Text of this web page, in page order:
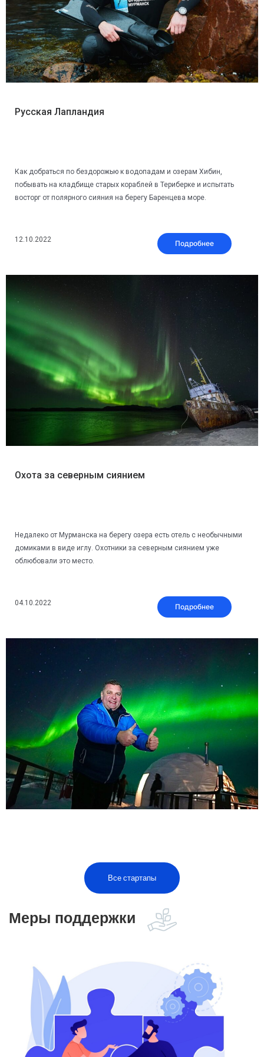
Русская Лапландия
Как добраться по бездорожью к водопадам и озерам Хибин,
побывать на кладбище старых кораблей в Териберке и испытать
восторг от полярного сияния на берегу Баренцева море.
12.10.2022 Подробнее
Охота за северным сиянием
Недалеко от Мурманска на берегу озера есть отель с необычными
домиками в виде иглу. Охотники за северным сиянием уже
облюбовали это место.
04.10.2022 Подробнее
Все стартапы
Меры поддержки